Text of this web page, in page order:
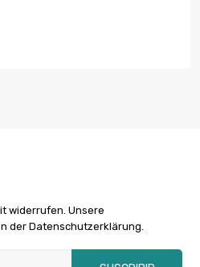
widerrufen. Unsere
der Datenschutzerklärung.